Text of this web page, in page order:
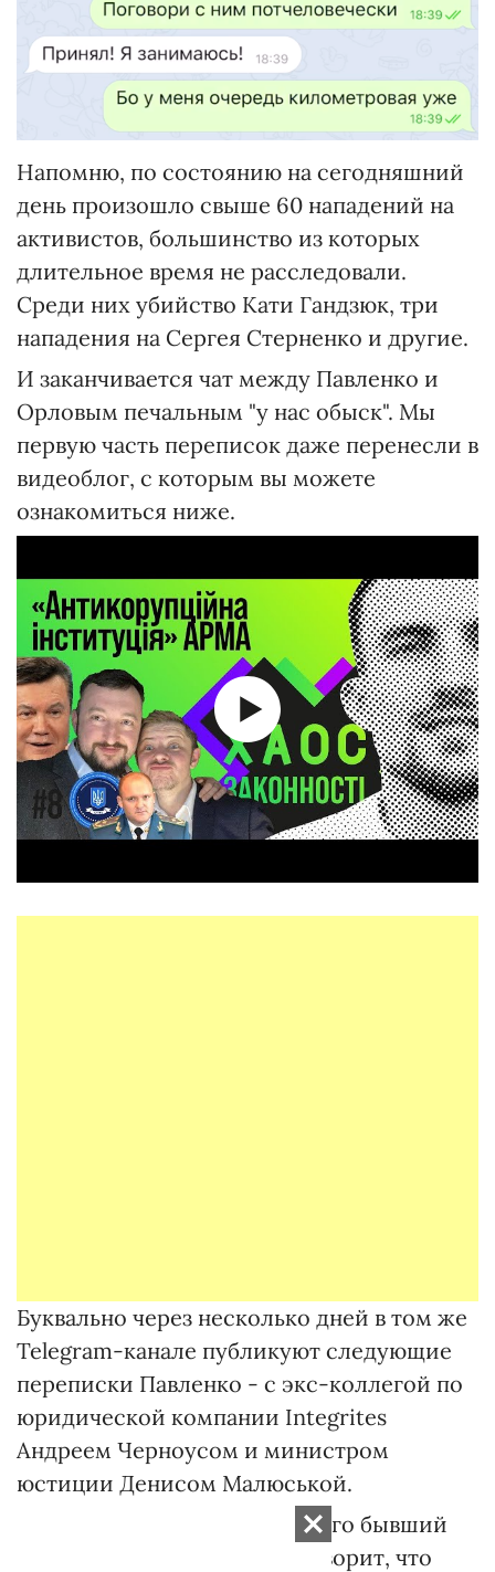
Напомню, по состоянию на сегодняшний
день произошло свыше 60 нападений на
активистов, большинство из которых
длительное время не расследовали.
Среди них убийство Кати Гандзюк, три
нападения на Сергея Стерненко и другие.
И заканчивается чат между Павленко и
Орловым печальным "у нас обыск". Мы
первую часть переписок даже перенесли в
видеоблог, с которым вы можете
ознакомиться ниже.
Буквально через несколько дней в том же
Telegram-канале публикуют следующие
переписки Павленко - с экс-коллегой по
юридической компании Integrites
Андреем Черноусом и министром
юстиции Денисом Малюськой.
17 февраля Павленко пишет его бывший
коллега Андрей Черноус. Говорит, что